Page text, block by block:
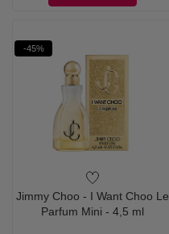
-45%
Jimmy Choo - I Want Choo Le
Parfum Mini - 4,5 ml